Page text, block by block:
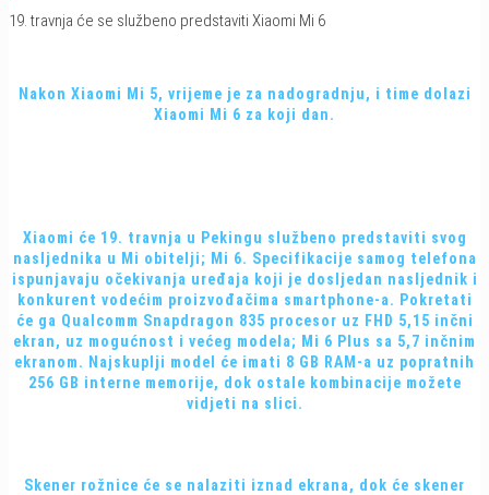
19. travnja će se službeno predstaviti Xiaomi Mi 6
Nakon Xiaomi Mi 5, vrijeme je za nadogradnju, i time dolazi
Xiaomi Mi 6 za koji dan.
Xiaomi će 19. travnja u Pekingu službeno predstaviti svog
nasljednika u Mi obitelji; Mi 6. Specifikacije samog telefona
ispunjavaju očekivanja uređaja koji je dosljedan nasljednik i
konkurent vodećim proizvođačima smartphone-a. Pokretati
će ga Qualcomm Snapdragon 835 procesor uz FHD 5,15 inčni
ekran, uz mogućnost i većeg modela; Mi 6 Plus sa 5,7 inčnim
ekranom. Najskuplji model će imati 8 GB RAM-a uz popratnih
256 GB interne memorije, dok ostale kombinacije možete
vidjeti na slici.
Skener rožnice će se nalaziti iznad ekrana, dok će skener